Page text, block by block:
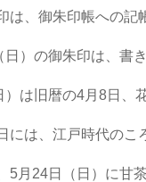
、御朱印帳への記
）の御朱印は、書き
は旧暦の4月8日、
は、江戸時代のこ
月24日（日）に甘